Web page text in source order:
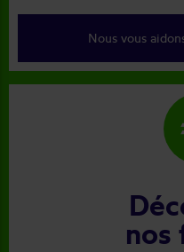
Nous vous
nos